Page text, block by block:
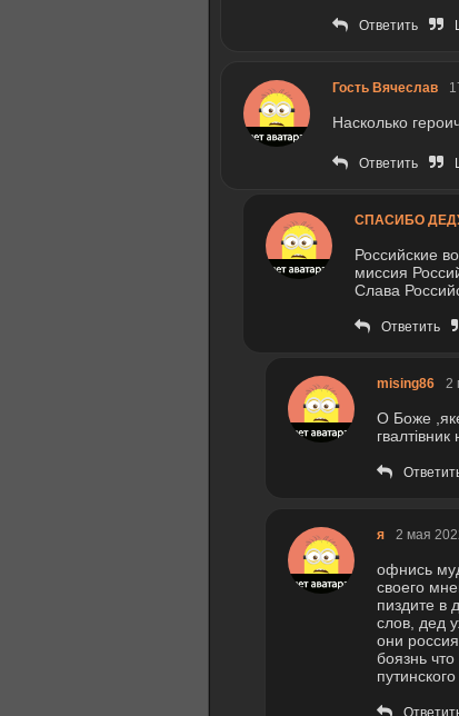
Ответить
Гость Вячеслав
Насколько
Ответить
СПАСИБО
Российские
миссия
Слава
Ответить
mising86 2
О Боже
я 2 мая
офнись
своего
пиздите в
слов, дед
они
боязнь